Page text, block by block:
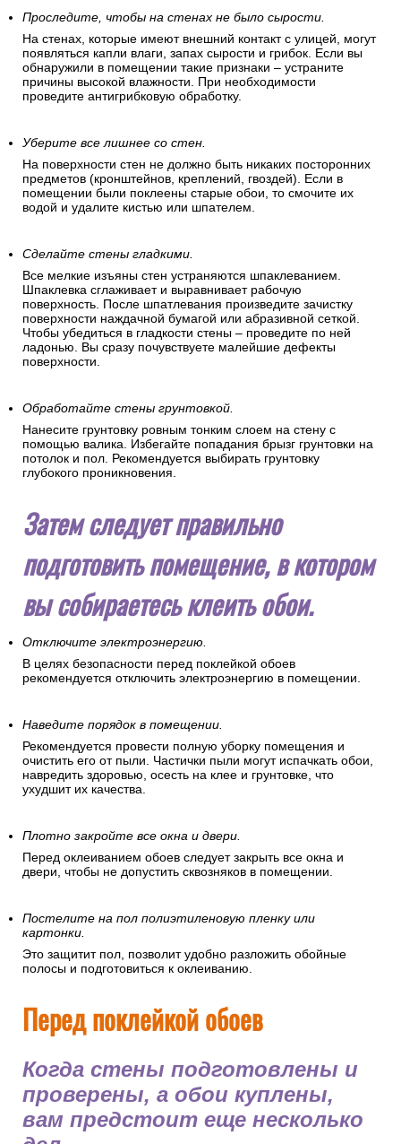
Проследите, чтобы на стенах не было сырости.
На стенах, которые имеют внешний контакт с улицей, могут
появляться капли влаги, запах сырости и грибок. Если вы
обнаружили в помещении такие признаки – устраните
причины высокой влажности. При необходимости
проведите антигрибковую обработку.
Уберите все лишнее со стен.
На поверхности стен не должно быть никаких посторонних
предметов (кронштейнов, креплений, гвоздей). Если в
помещении были поклеены старые обои, то смочите их
водой и удалите кистью или шпателем.
Сделайте стены гладкими.
Все мелкие изъяны стен устраняются шпаклеванием.
Шпаклевка сглаживает и выравнивает рабочую
поверхность. После шпатлевания произведите зачистку
поверхности наждачной бумагой или абразивной сеткой.
Чтобы убедиться в гладкости стены – проведите по ней
ладонью. Вы сразу почувствуете малейшие дефекты
поверхности.
Обработайте стены грунтовкой.
Нанесите грунтовку ровным тонким слоем на стену с
помощью валика. Избегайте попадания брызг грунтовки на
потолок и пол. Рекомендуется выбирать грунтовку
глубокого проникновения.
Затем следует правильно
подготовить помещение, в котором
вы собираетесь клеить обои.
Отключите электроэнергию.
В целях безопасности перед поклейкой обоев
рекомендуется отключить электроэнергию в помещении.
Наведите порядок в помещении.
Рекомендуется провести полную уборку помещения и
очистить его от пыли. Частички пыли могут испачкать обои,
навредить здоровью, осесть на клее и грунтовке, что
ухудшит их качества.
Плотно закройте все окна и двери.
Перед оклеиванием обоев следует закрыть все окна и
двери, чтобы не допустить сквозняков в помещении.
Постелите на пол полиэтиленовую пленку или
картонки.
Это защитит пол, позволит удобно разложить обойные
полосы и подготовиться к оклеиванию.
Перед поклейкой обоев
Когда стены подготовлены и
проверены, а обои куплены,
вам предстоит еще несколько